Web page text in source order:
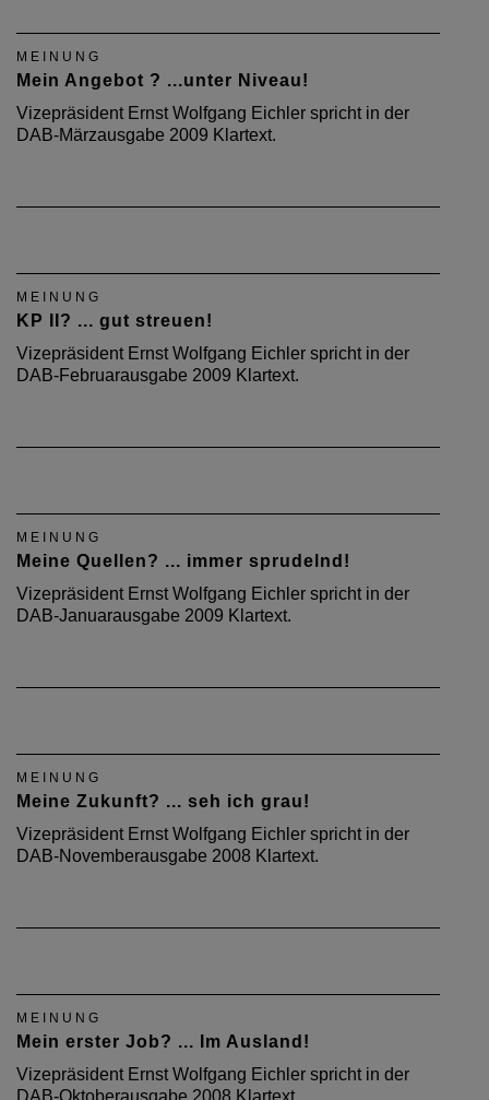
MEINUNG
Mein Angebot ? ...unter Niveau!
Vizepräsident Ernst Wolfgang Eichler spricht in der
DAB-Märzausgabe 2009 Klartext.
MEINUNG
KP II? ... gut streuen!
Vizepräsident Ernst Wolfgang Eichler spricht in der
DAB-Februarausgabe 2009 Klartext.
MEINUNG
Meine Quellen? ... immer sprudelnd!
Vizepräsident Ernst Wolfgang Eichler spricht in der
DAB-Januarausgabe 2009 Klartext.
MEINUNG
Meine Zukunft? ... seh ich grau!
Vizepräsident Ernst Wolfgang Eichler spricht in der
DAB-Novemberausgabe 2008 Klartext.
MEINUNG
Mein erster Job? ... Im Ausland!
Vizepräsident Ernst Wolfgang Eichler spricht in der
DAB-Oktoberausgabe 2008 Klartext